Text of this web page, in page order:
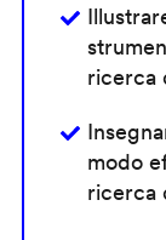
ricerca
modo
ricerca